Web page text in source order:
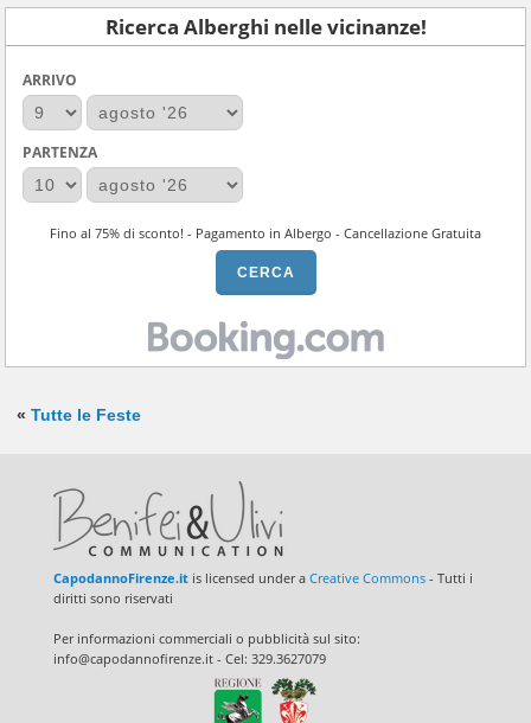
Ricerca Alberghi nelle vicinanze!
ARRIVO
PARTENZA
Fino al 75% di sconto! - Pagamento in Albergo - Cancellazione Gratuita
«Tutte le Feste
CapodannoFirenze.itis licensed under a Creative Commons- Tutti i
diritti sono riservati
Per informazioni commerciali o pubblicità sul sito:
info@capodannofirenze.it - Cel: 329.3627079